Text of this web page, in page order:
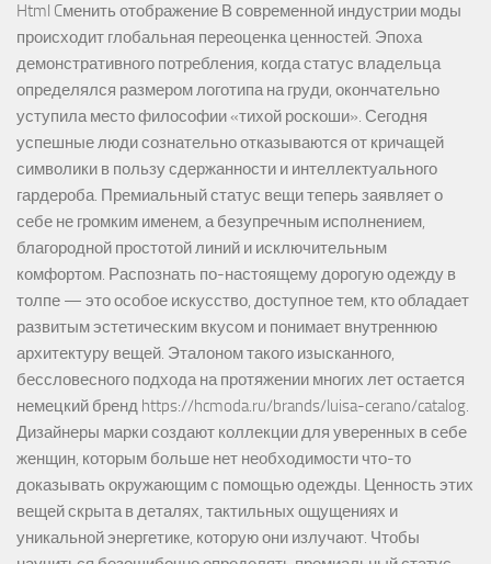
Html Cменить отображение В современной индустрии моды
происходит глобальная переоценка ценностей. Эпоха
демонстративного потребления, когда статус владельца
определялся размером логотипа на груди, окончательно
уступила место философии «тихой роскоши». Сегодня
успешные люди сознательно отказываются от кричащей
символики в пользу сдержанности и интеллектуального
гардероба. Премиальный статус вещи теперь заявляет о
себе не громким именем, а безупречным исполнением,
благородной простотой линий и исключительным
комфортом. Распознать по-настоящему дорогую одежду в
толпе — это особое искусство, доступное тем, кто обладает
развитым эстетическим вкусом и понимает внутреннюю
архитектуру вещей. Эталоном такого изысканного,
бессловесного подхода на протяжении многих лет остается
немецкий бренд https://hcmoda.ru/brands/luisa-cerano/catalog.
Дизайнеры марки создают коллекции для уверенных в себе
женщин, которым больше нет необходимости что-то
доказывать окружающим с помощью одежды. Ценность этих
вещей скрыта в деталях, тактильных ощущениях и
уникальной энергетике, которую они излучают. Чтобы